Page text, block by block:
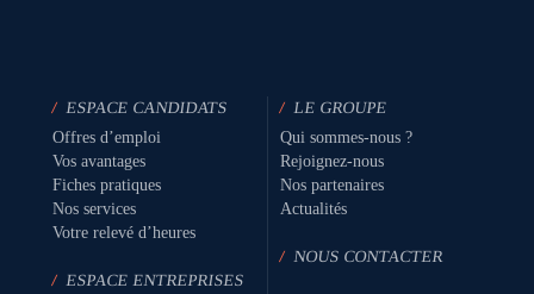
/ ESPACE CANDIDATS
Offres d’emploi
Vos avantages
Fiches pratiques
Nos services
Votre relevé d’heures
/ ESPACE ENTREPRISES
/ LE GROUPE
Qui sommes-nous ?
Rejoignez-nous
Nos partenaires
Actualités
/NOUS CONTACTER